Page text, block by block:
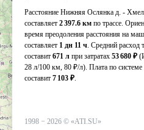
Расстояние Нижняя Ослянка д. -
составляет 2 397.6 км по трассе.
время преодоления расстояния на
составляет 1 дн 11 ч. Средний расход
составит 671 л при затратах 53 680 ₽
28 л/100 км, 80 ₽/л). Плата по
составит 7 103 ₽.
1998 − 2026 © «ATI.SU»